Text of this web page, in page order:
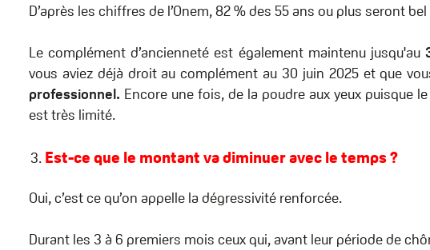
D’après les chiffres de l’Onem, 82 % des 55 ans ou plus seront
Le complément d’ancienneté est également maintenu jusqu'au
vous aviez déjà droit au complément au 30 juin 2025 et que
professionnel. Encore une fois, de la poudre aux yeux puisque
est très limité.
Est-ce que le montant va diminuer avec le temps ?
Oui, c’est ce qu’on appelle la dégressivité renforcée.
Durant les 3 à 6 premiers mois ceux qui, avant leur période de